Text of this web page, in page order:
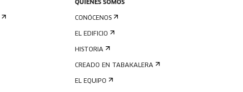
QUIÉNES SOMOS
CONÓCENOS
EL EDIFICIO
HISTORIA
CREADO EN TABAKALERA
EL EQUIPO